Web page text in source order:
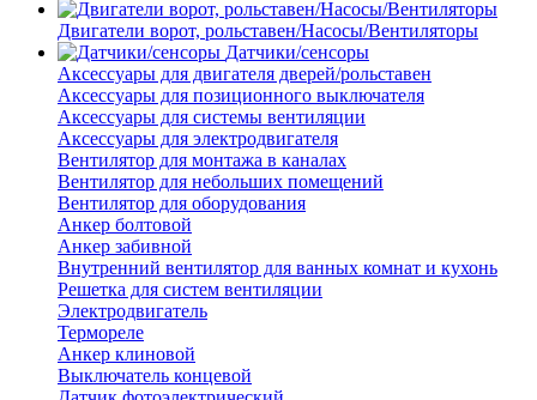
Двигатели ворот, рольставен/Насосы/Вентиляторы
Датчики/сенсоры
Аксессуары для двигателя дверей/рольставен
Аксессуары для позиционного выключателя
Аксессуары для системы вентиляции
Аксессуары для электродвигателя
Вентилятор для монтажа в каналах
Вентилятор для небольших помещений
Вентилятор для оборудования
Анкер болтовой
Анкер забивной
Внутренний вентилятор для ванных комнат и кухонь
Решетка для систем вентиляции
Электродвигатель
Термореле
Анкер клиновой
Выключатель концевой